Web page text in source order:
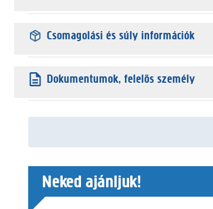
Csomagolási és súly információk
Dokumentumok, felelős személy
Neked ajánljuk!